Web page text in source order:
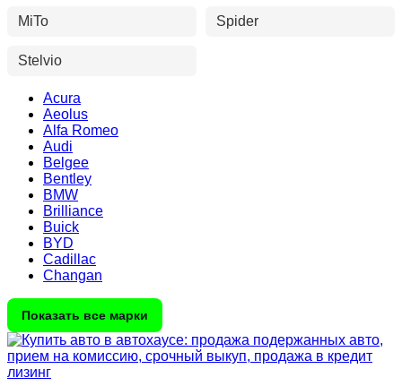
MiTo Spider
Stelvio
Acura
Aeolus
Alfa Romeo
Audi
Belgee
Bentley
BMW
Brilliance
Buick
BYD
Cadillac
Changan
Показать все марки